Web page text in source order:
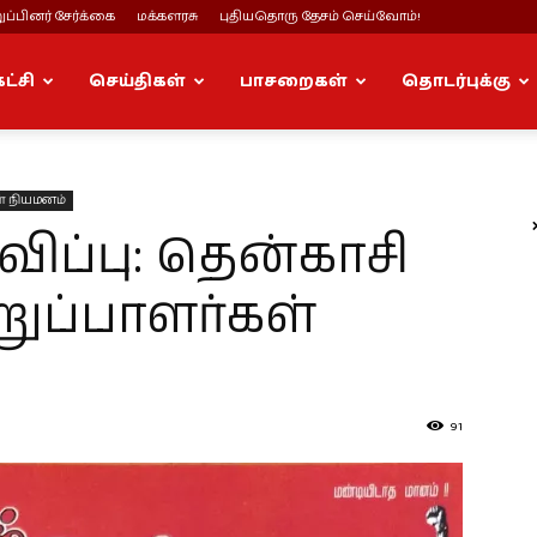
சேர்க்கை மக்களரசு புதியதொரு தேசம் செய்வோம்!
செய்திகள் பாசறைகள் தொடர்புக்கு
நியமனம்
தென்காசி
91